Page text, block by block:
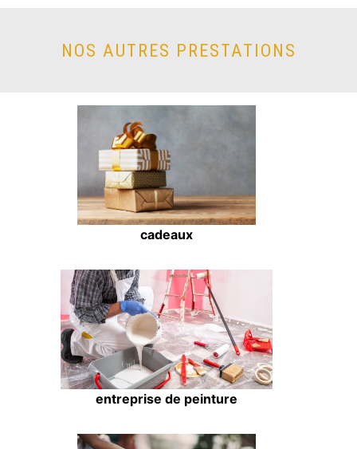
NOS AUTRES PRESTATIONS
cadeaux
entreprise de peinture